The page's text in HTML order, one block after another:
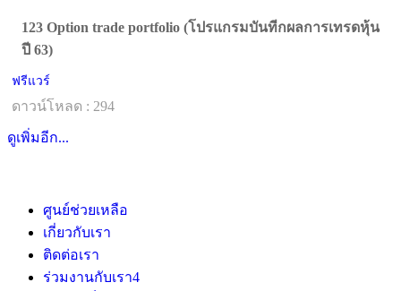
123 Option trade portfolio (โปรแกรมบันทีกผลการเทรดหุ้น
ปี 63)
ฟรีแวร์
ดาวน์โหลด : 294
ดูเพิ่มอีก...
ศูนย์ช่วยเหลือ
เกี่ยวกับเรา
ติดต่อเรา
ร่วมงานกับเรา4